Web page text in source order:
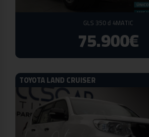
GLS 350 d 4MATIC
75.900€
TOYOTA LAND CRUISER